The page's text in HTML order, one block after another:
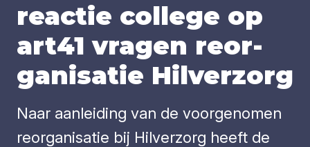
reac­tie col­le­ge op
art41 vra­gen reor­
ga­ni­sa­tie Hil­ver­zorg
Naar aanleiding van de voorgenomen
reorganisatie bij Hilverzorg heeft de